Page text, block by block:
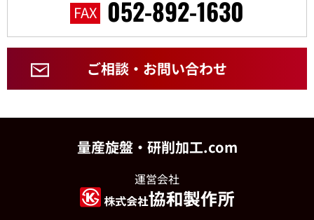
FAX 052-892-1630
ご相談・お問い合わせ
量産旋盤・研削加工.com
運営会社